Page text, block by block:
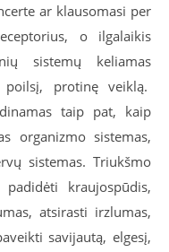
ar klausomasi per
o ilgalaikis
sistemų keliamas
protinę veiklą.
taip pat, kaip
organizmo sistemas,
sistemas. Triukšmo
kraujospūdis,
atsirasti irzlumas,
savijautą, elgesį,